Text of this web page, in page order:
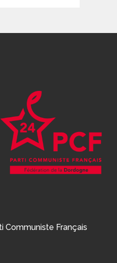
Communiste Français